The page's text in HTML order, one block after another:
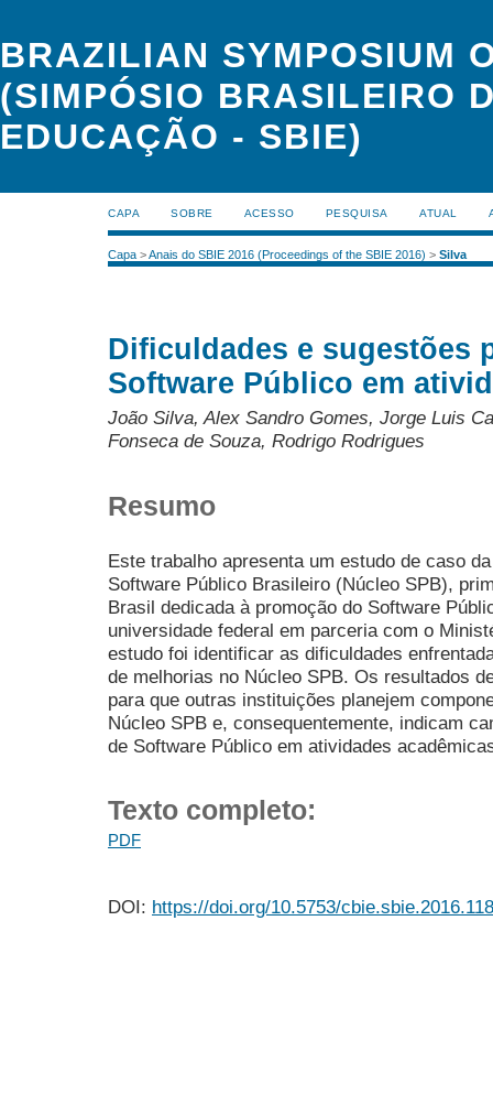
BRAZILIAN SYMPOSIUM
(SIMPÓSIO BRASILEIRO
EDUCAÇÃO - SBIE)
CAPA SOBRE ACESSO PESQUISA ATUAL
Capa >Anais do SBIE 2016 (Proceedings of the SBIE 2016) > Silva
Dificuldades e sugestões
Software Público em
João Silva, Alex Sandro Gomes, Jorge Luis
Fonseca de Souza, Rodrigo Rodrigues
Resumo
Este trabalho apresenta um estudo de caso
Software Público Brasileiro (Núcleo SPB),
Brasil dedicada à promoção do Software
universidade federal em parceria com o
estudo foi identificar as dificuldades
de melhorias no Núcleo SPB. Os resultados
para que outras instituições planejem
Núcleo SPB e, consequentemente, indicam
de Software Público em atividades
Texto completo:
PDF
DOI: https://doi.org/10.5753/